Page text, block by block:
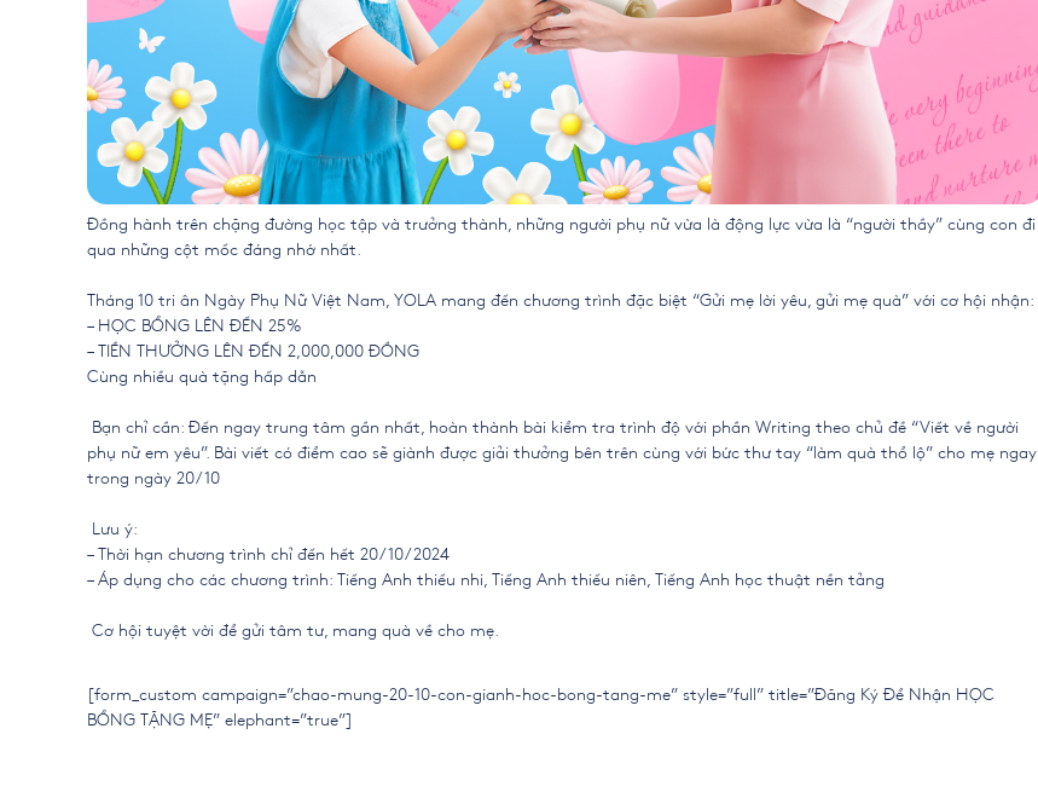
Đồng hành trên chặng đường học tập và trưởng thành, những người phụ nữ vừa là động lực vừa là “người thầy” cùng con đi
qua những cột mốc đáng nhớ nhất.
Tháng 10 tri ân Ngày Phụ Nữ Việt Nam, YOLA mang đến chương trình đặc biệt “Gửi mẹ lời yêu, gửi mẹ quà” với cơ hội nhận:
– HỌC BỔNG LÊN ĐẾN 25%
– TIỀN THƯỞNG LÊN ĐẾN 2,000,000 ĐỒNG
Cùng nhiều quà tặng hấp dẫn
Bạn chỉ cần: Đến ngay trung tâm gần nhất, hoàn thành bài kiểm tra trình độ với phần Writing theo chủ đề “Viết về người
phụ nữ em yêu”. Bài viết có điểm cao sẽ giành được giải thưởng bên trên cùng với bức thư tay “làm quà thổ lộ” cho mẹ ngay
trong ngày 20/10
Lưu ý:
– Thời hạn chương trình chỉ đến hết 20/10/2024
– Áp dụng cho các chương trình: Tiếng Anh thiếu nhi, Tiếng Anh thiếu niên, Tiếng Anh học thuật nền tảng
Cơ hội tuyệt vời để gửi tâm tư, mang quà về cho mẹ.
[form_custom campaign=”chao-mung-20-10-con-gianh-hoc-bong-tang-me” style=”full” title=”Đăng Ký Để Nhận HỌC
BỔNG TẶNG MẸ” elephant=”true”]